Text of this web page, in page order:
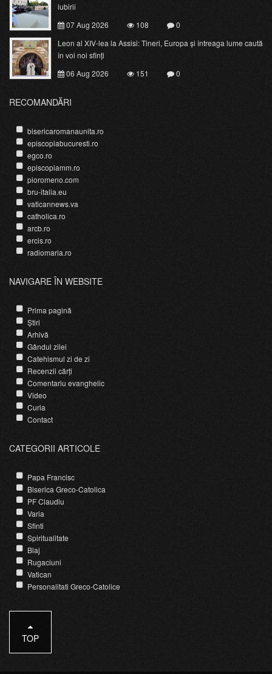
iubirii
07 Aug 2026
108
0
Leon al XIV-lea la Assisi: Tineri, Europa și întreaga lume caută
în voi noi sfinți
06 Aug 2026
151 0
RECOMANDĂRI
bisericaromanaunita.ro
episcopiabucuresti.ro
egco.ro
episcopiamm.ro
pioromeno.com
bru-italia.eu
vaticannews.va
catholica.ro
arcb.ro
ercis.ro
radiomaria.ro
NAVIGARE ÎN WEBSITE
Prima pagină
Știri
Arhivă
Gândul zilei
Catehismul zi de zi
Recenzii cărți
Comentariu evanghelic
Video
Curia
Contact
CATEGORII ARTICOLE
Papa Francisc
Biserica Greco-Catolica
PF Claudiu
Varia
Sfinti
Spiritualitate
Blaj
Rugaciuni
Vatican
Personalitati Greco-Catolice
TOP